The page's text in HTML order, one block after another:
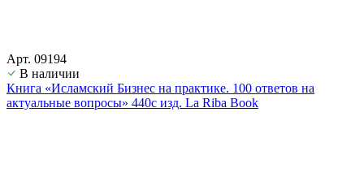
Арт. 09194
В наличии
Книга «Исламский Бизнес на практике. 100 ответов на
актуальные вопросы» 440с изд. La Riba Book